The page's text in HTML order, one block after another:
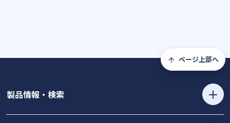
ページ上部へ
製品情報・検索